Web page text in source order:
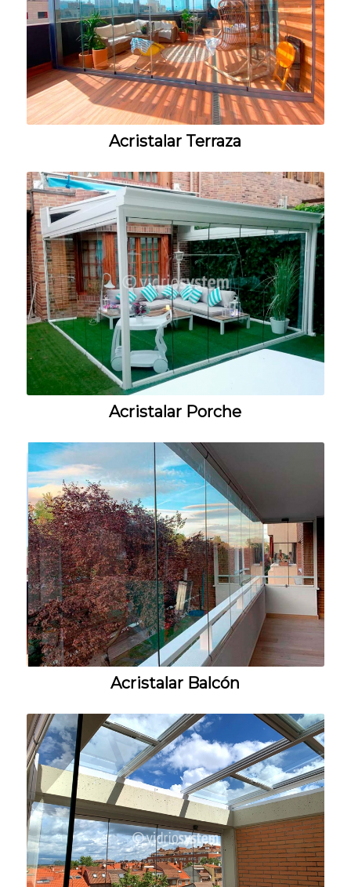
Acristalar Terraza
Acristalar Porche
Acristalar Balcón